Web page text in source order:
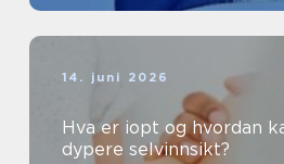
14. juni 2026
Hva er iopt og hvordan
dypere selvinnsikt?